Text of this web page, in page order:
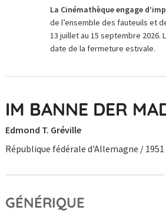
La Cinémathèque engage
de l’ensemble des fauteuils et
13 juillet au 15 septembre
date de la fermeture estivale.
IM BANNE DER
Edmond T. Gréville
République fédérale d'Allemagne /
GÉNÉRIQUE